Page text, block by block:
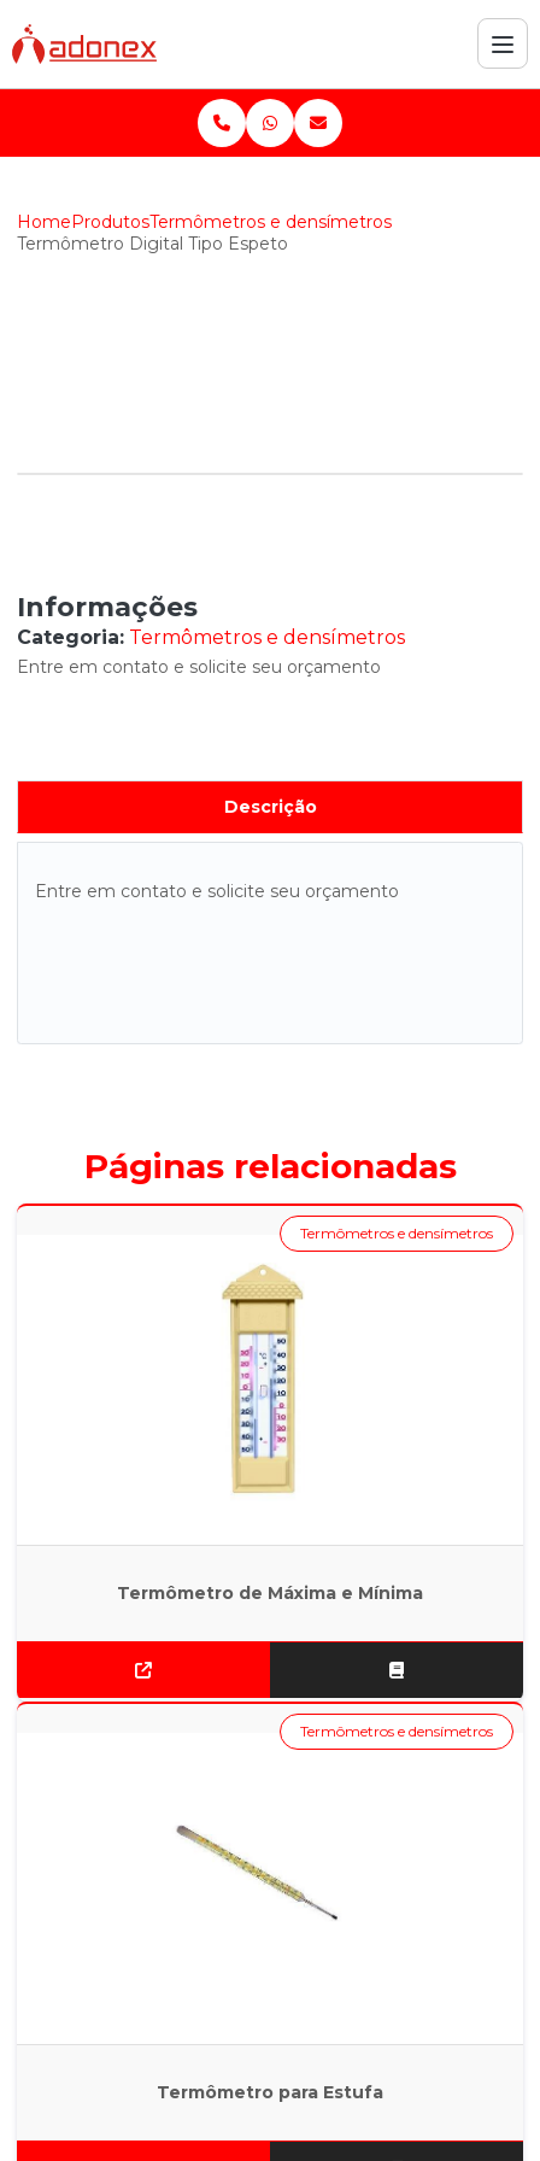
Home ProdutosTermômetros e densímetros
Termômetro Digital Tipo Espeto
Informações
Categoria: Termômetros e densímetros
Entre em contato e solicite seu orçamento
Descrição
Entre em contato e solicite seu orçamento
Páginas relacionadas
Termômetro de Máxima e Mínima
Termômetros e densímetros
Termômetro para Estufa
Termômetros e densímetros